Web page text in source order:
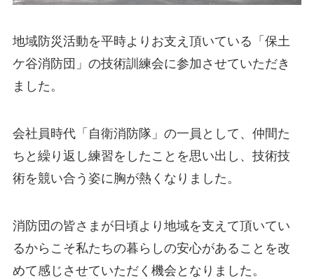
地域防災活動を平時よりお支え頂いている「保土
ケ谷消防団」の技術訓練会に参加させていただき
ました。
会社員時代「自衛消防隊」の一員として、仲間た
ちと繰り返し練習をしたことを思い出し、技術技
術を競い合う姿に胸が熱くなりました。
消防団の皆さまが日頃より地域を支えて頂いてい
るからこそ私たちの暮らしの安心があることを改
めて感じさせていただく機会となりました。